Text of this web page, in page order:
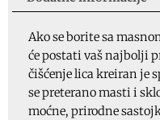
ANTI-
SPOTS
tonik
za
lice,
150ml,
Ako se borite sa
će postati vaš najbolji
čišćenje lica kreiran je
se preterano masti i
moćne, prirodne